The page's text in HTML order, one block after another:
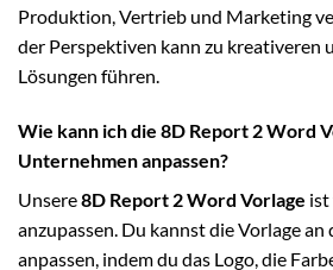
Produktion, Vertrieb und Marketing
der Perspektiven kann zu kreativeren
Lösungen führen.
Wie kann ich die 8D Report 2 Word
Unternehmen anpassen?
Unsere8D Report 2 Word Vorlage ist
anzupassen. Du kannst die Vorlage
anpassen, indem du das Logo, die